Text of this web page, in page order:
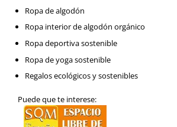
Ropa de algodón
Ropa interior de algodón orgánico
Ropa deportiva sostenible
Ropa de yoga sostenible
Regalos ecológicos y sostenibles
Puede que te interese: